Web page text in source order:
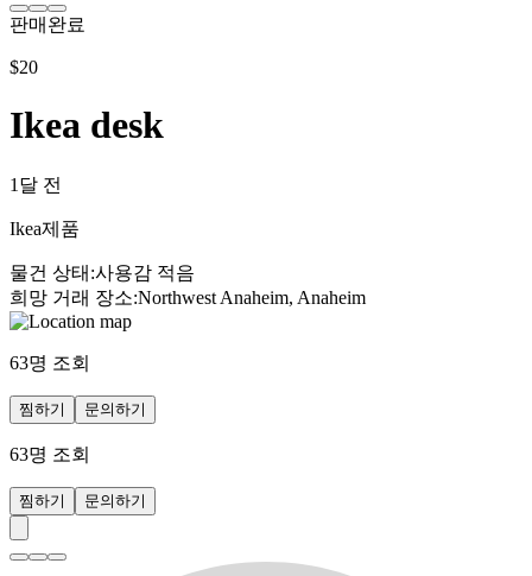
판매완료
$20
Ikea desk
1달 전
Ikea제품
물건 상태 :사용감 적음
희망 거래 장소:Northwest Anaheim, Anaheim
63명 조회
찜하기 문의하기
63명 조회
찜하기 문의하기